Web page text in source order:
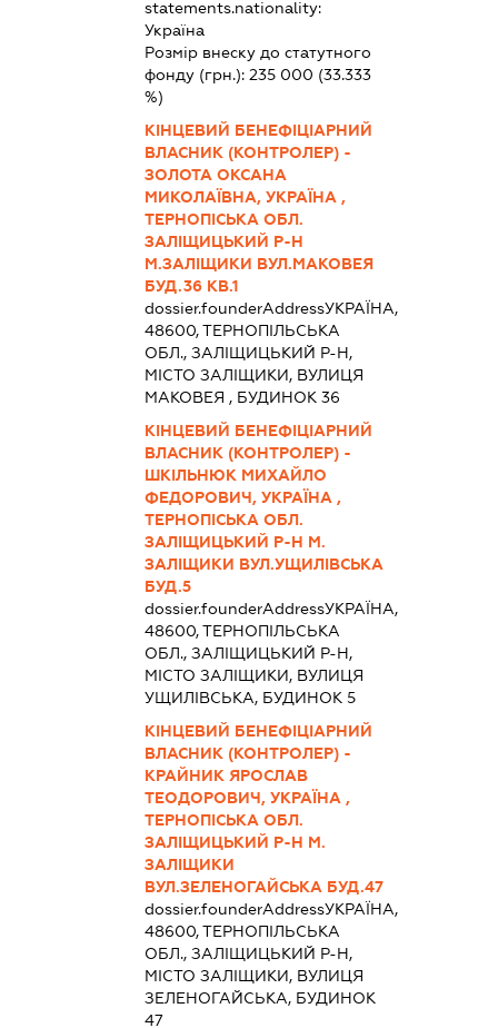
statements.nationality:
Україна
Розмір внеску до статутного
фонду (грн.):235 000 (33.333
%)
КІНЦЕВИЙ БЕНЕФІЦІАРНИЙ
ВЛАСНИК (КОНТРОЛЕР) -
ЗОЛОТА ОКСАНА
МИКОЛАЇВНА, УКРАЇНА ,
ТЕРНОПІСЬКА ОБЛ.
ЗАЛІЩИЦЬКИЙ Р-Н
М.ЗАЛІЩИКИ ВУЛ.МАКОВЕЯ
БУД.36 КВ.1
dossier.founderAddressУКРАЇНА,
48600, ТЕРНОПІЛЬСЬКА
ОБЛ., ЗАЛІЩИЦЬКИЙ Р-Н,
МІСТО ЗАЛІЩИКИ, ВУЛИЦЯ
МАКОВЕЯ , БУДИНОК 36
КІНЦЕВИЙ БЕНЕФІЦІАРНИЙ
ВЛАСНИК (КОНТРОЛЕР) -
ШКІЛЬНЮК МИХАЙЛО
ФЕДОРОВИЧ, УКРАЇНА ,
ТЕРНОПІСЬКА ОБЛ.
ЗАЛІЩИЦЬКИЙ Р-Н М.
ЗАЛІЩИКИ ВУЛ.УЩИЛІВСЬКА
БУД.5
dossier.founderAddressУКРАЇНА,
48600, ТЕРНОПІЛЬСЬКА
ОБЛ., ЗАЛІЩИЦЬКИЙ Р-Н,
МІСТО ЗАЛІЩИКИ, ВУЛИЦЯ
УЩИЛІВСЬКА, БУДИНОК 5
КІНЦЕВИЙ БЕНЕФІЦІАРНИЙ
ВЛАСНИК (КОНТРОЛЕР) -
КРАЙНИК ЯРОСЛАВ
ТЕОДОРОВИЧ, УКРАЇНА ,
ТЕРНОПІСЬКА ОБЛ.
ЗАЛІЩИЦЬКИЙ Р-Н М.
ЗАЛІЩИКИ
ВУЛ.ЗЕЛЕНОГАЙСЬКА БУД.47
dossier.founderAddressУКРАЇНА,
48600, ТЕРНОПІЛЬСЬКА
ОБЛ., ЗАЛІЩИЦЬКИЙ Р-Н,
МІСТО ЗАЛІЩИКИ, ВУЛИЦЯ
ЗЕЛЕНОГАЙСЬКА, БУДИНОК
47